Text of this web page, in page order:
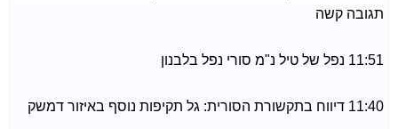
תגובה קשה
11:51 נפל של טיל נ"מ סורי נפל בלבנון
11:40 דיווח בתקשורת הסורית: גל תקיפות נוסף באיזור דמשק